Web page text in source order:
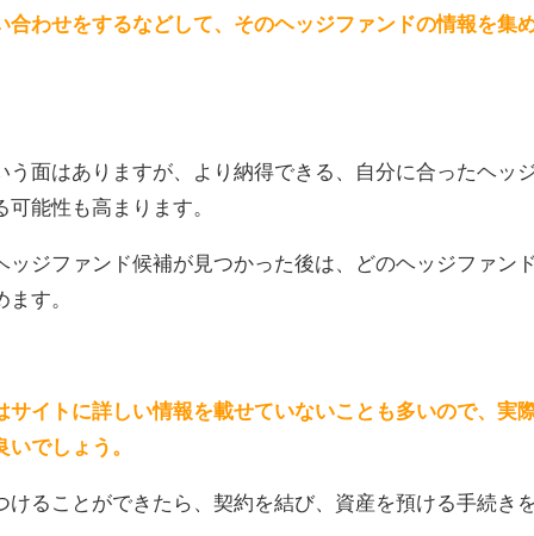
合わせをするなどして、そのヘッジファンドの情報を集
面はありますが、より納得できる、自分に合ったヘッ
能性も高まります。
ジファンド候補が見つかった後は、どのヘッジファンド
す。
サイトに詳しい情報を載せていないことも多いので、実
でしょう。
ることができたら、契約を結び、資産を預ける手続き